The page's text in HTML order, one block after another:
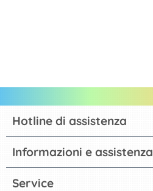
Hotline di assistenza
Informazioni e assistenza
Service